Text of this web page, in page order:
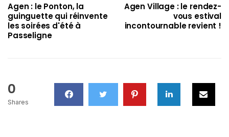
Agen : le Ponton, la
guinguette qui réinvente
les soirées d'été à
Passeligne
Agen Village : le rendez-
vous estival
incontournable revient !
0
Shares